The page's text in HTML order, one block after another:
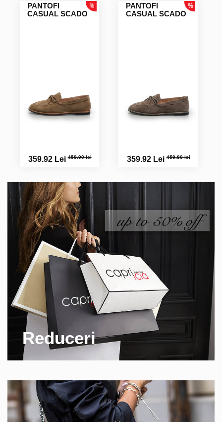
PANTOFI
CASUAL SCADO
359.92 Lei459.90 lei
PANTOFI
CASUAL SCADO
359.92 Lei459.90 lei
Reduceri